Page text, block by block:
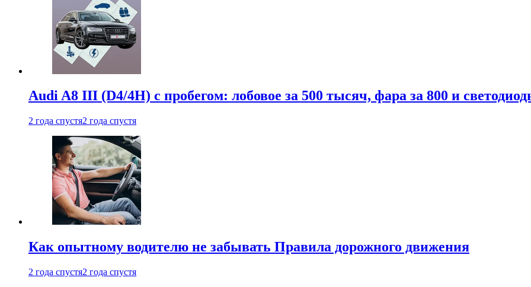
Audi A8 III (D4/4H) c пробегом: лобовое за 500 тысяч, фара за 800 и
2 года спустя2 года спустя
Как опытному водителю не забывать Правила дорожного движения
2 года спустя2 года спустя